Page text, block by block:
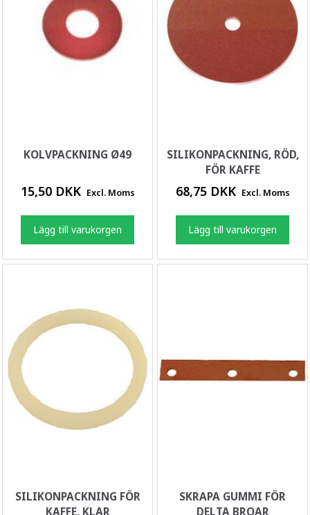
KOLVPACKNING Ø49
15,50 DKK Excl. Moms
Lägg till varukorgen
SILIKONPACKNING, RÖD,
FÖR KAFFE
68,75 DKK Excl. Moms
Lägg till varukorgen
SILIKONPACKNING FÖR
KAFFE, KLAR
SKRAPA GUMMI FÖR
DELTA BROAR